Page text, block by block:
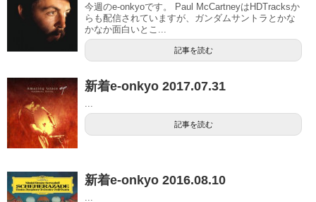
今週のe-onkyoです。 Paul McCartneyはHDTracksか
らも配信されていますが、ガンダムサントラとかな
かなか面白いとこ...
記事を読む
新着e-onkyo 2017.07.31
記事を読む
新着e-onkyo 2016.08.10